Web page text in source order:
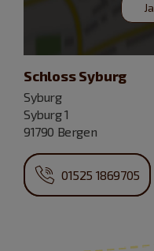
Ja
Schloss Syburg
Syburg
Syburg 1
91790 Bergen
01525 1869705